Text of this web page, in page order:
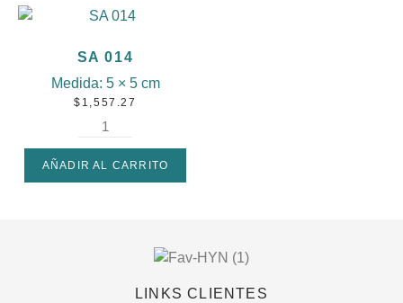
SA 014
Medida: 5 × 5 cm
$ 1,557.27
AÑADIR AL CARRITO
LINKS CLIENTES